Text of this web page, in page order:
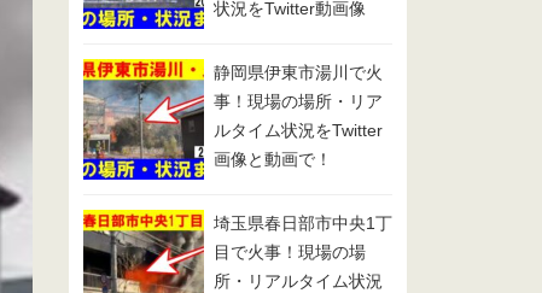
状況をTwitter動画像
静岡県伊東市湯川で火
事！現場の場所・リア
ルタイム状況をTwitter
画像と動画で！
埼玉県春日部市中央1丁
目で火事！現場の場
所・リアルタイム状況